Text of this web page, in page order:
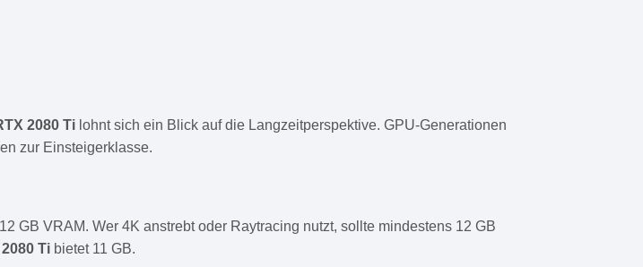
2080 Ti lohnt sich ein Blick auf die Langzeitperspektive. GPU-Generationen
zur Einsteigerklasse.
GB VRAM. Wer 4K anstrebt oder Raytracing nutzt, sollte mindestens 12 GB
Ti bietet 11 GB.